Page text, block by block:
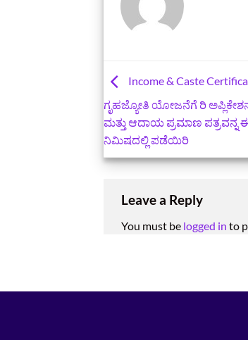
Income & Caste
ಗೃಹಜ್ಯೋತಿ ಯೋಜನೆಗೆ ರಿ
ಮತ್ತು ಆದಾಯ ಪ್ರಮಾಣ ಪತ್ರವನ್ನ
ನಿಮಿಷದಲ್ಲಿ ಪಡೆಯಿರಿ
Leave a Reply
You must be logged in to